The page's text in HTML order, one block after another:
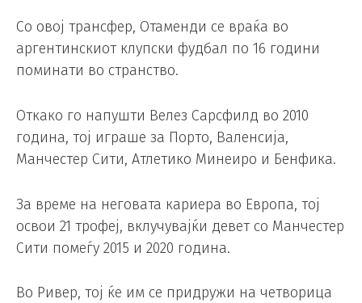
Со овој трансфер, Отаменди се враќа во
аргентинскиот клупски фудбал по 16 години
поминати во странство.
Откако го напушти Велез Сарсфилд во 2010
година, тој играше за Порто, Валенсија,
Манчестер Сити, Атлетико Минеиро и Бенфика.
За време на неговата кариера во Европа, тој
освои 21 трофеј, вклучувајќи девет со Манчестер
Сити помеѓу 2015 и 2020 година.
Во Ривер, тој ќе им се придружи на четворица